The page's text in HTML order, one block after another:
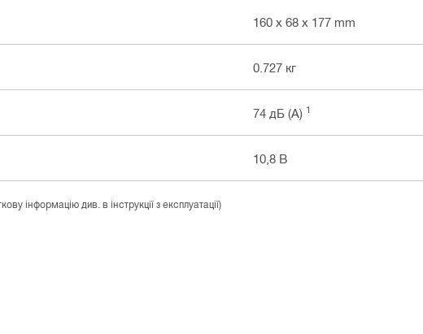
160 x 68 x 177 mm
0.727 кг
74 дБ (A) 1
10,8 В
інформацію див. в інструкції з експлуатації)